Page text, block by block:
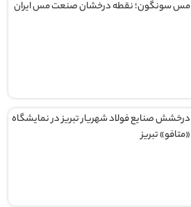
مس سونگون؛ نقطه درخشان صنعت مس ایران
درخشش صنایع فولاد شهریار تبریز در نمایشگاه
«متافو» تبریز